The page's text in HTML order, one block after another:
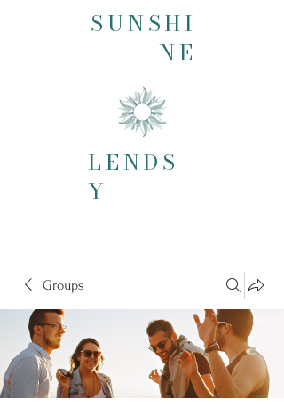
SUNSHI
NE
LENDS
Y
Groups